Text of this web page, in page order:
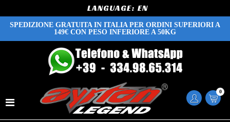
LANGUAGE:
SPEDIZIONE GRATUITA IN ITALIA PER ORDINI SUPERIORI A
149€ CON PESO INFERIORE A 50KG
0